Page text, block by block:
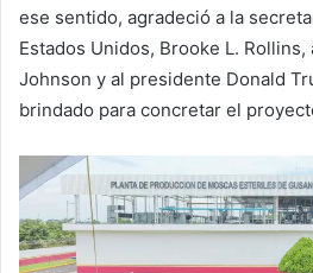
ese sentido, agradeció a la
Estados Unidos, Brooke L. Rollins,
Johnson y al presidente Donald
brindado para concretar el